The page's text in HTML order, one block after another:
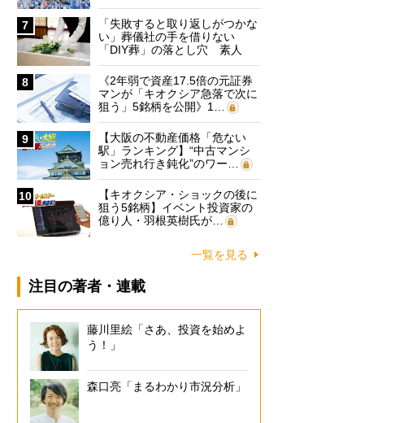
7
「失敗すると取り返しがつかな
い」葬儀社の手を借りない
「DIY葬」の落とし穴 素人
に…
8
《2年弱で資産17.5倍の元証券
マンが「キオクシア急落で次に
狙う」5銘柄を公開》1…
9
【大阪の不動産価格「危ない
駅」ランキング】“中古マンシ
ョン売れ行き鈍化”のワー…
10
【キオクシア・ショックの後に
狙う5銘柄】イベント投資家の
億り人・羽根英樹氏が…
一覧を見る
注目の著者・連載
藤川里絵「さあ、投資を始めよ
う！」
森口亮「まるわかり市況分析」